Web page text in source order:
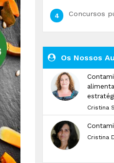
Concursos
Os Nossos
Cristina
Cristina